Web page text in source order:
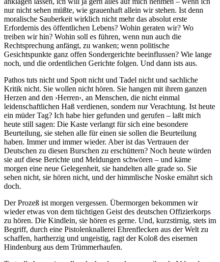
nur nicht sehen müßte, wie grauenhaft allein wir stehen. Ist denn
moralische Sauberkeit wirklich nicht mehr das absolut erste
Erfordernis des öffentlichen Lebens? Wohin geraten wir? Wo
treiben wir hin? Wohin soll es führen, wenn nun auch die
Rechtsprechung anfängt, zu wanken; wenn politische
Gesichtspunkte ganz offen Sondergerichte beeinflussen? Wie lange
noch, und die ordentlichen Gerichte folgen. Und dann ists aus.
Pathos tuts nicht und Spott nicht und Tadel nicht und sachliche
Kritik nicht. Sie wollen nicht hören. Sie hangen mit ihrem ganzen
Herzen and den ›Herren‹, an Menschen, die nicht einmal
leidenschaftlichen Haß verdienen, sondern nur Verachtung. Ist heute
ein müder Tag? Ich habe hier gefunden und gerufen – laßt mich
heute still sagen: Die Kaste verlangt für sich eine besondere
Beurteilung, sie stehen alle für einen sie sollen die Beurteilung
haben. Immer und immer wieder. Aber ist das Vertrauen der
Deutschen zu diesen Burschen zu erschüttern? Noch heute würden
sie auf diese Berichte und Meldungen schwören – und käme
morgen eine neue Gelegenheit, sie handelten alle grade so. Sie
sehen nicht, sie hören nicht, und der himmlische Noske ernährt sich
doch.
Der Prozeß ist morgen vergessen. Übermorgen bekommen wir
wieder etwas von dem tüchtigen Geist des deutschen Offizierkorps
zu hören. Die Kindlein, sie hören es gerne. Und, kurzstirnig, stets im
Begriff, durch eine Pistolenknallerei Ehrenflecken aus der Welt zu
schaffen, hartherzig und ungeistig, ragt der Koloß des eisernen
Hindenburg aus dem Trümmerhaufen.